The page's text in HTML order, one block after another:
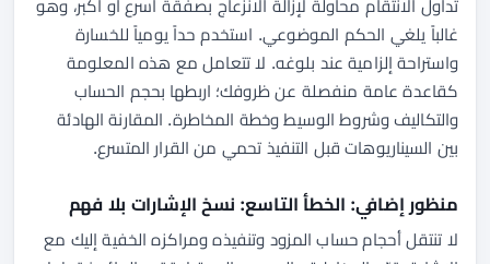
تداول الانتقام محاولة لإزالة الانزعاج بصفقة أسرع أو أكبر، وهو
غالباً يلغي الحكم الموضوعي. استخدم حداً يومياً للخسارة
واستراحة إلزامية عند بلوغه. لا تتعامل مع هذه المعلومة
كقاعدة عامة منفصلة عن ظروفك؛ اربطها بحجم الحساب
والتكاليف وشروط الوسيط وخطة المخاطرة. المقارنة الهادئة
بين السيناريوهات قبل التنفيذ تحمي من القرار المتسرع.
منظور إضافي: الخطأ التاسع: نسخ الإشارات بلا فهم
لا تنتقل أحجام حساب المزود وتنفيذه ومراكزه الخفية إليك مع